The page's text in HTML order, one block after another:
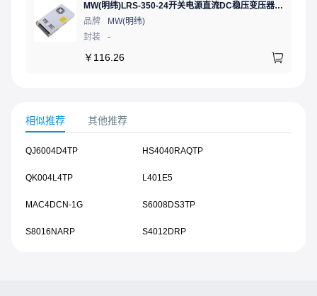
MW(明纬)LRS-350-24开关电源直流DC稳压变压器监控24V 14.6A
品牌
MW(明纬)
封装
-
￥ 116.26
相似推荐 其他推荐
QJ6004D4TP HS4040RAQTP
QK004L4TP L401E5
MAC4DCN-1G S6008DS3TP
S8016NARP S4012DRP